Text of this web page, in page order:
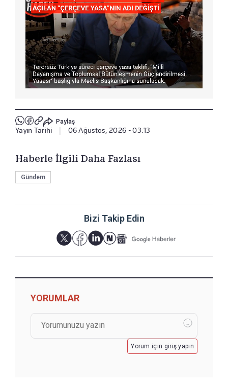
Paylaş
Yayın Tarihi 06 Ağustos, 2026 - 03:13
Haberle İlgili Daha Fazlası
Gündem
Bizi Takip Edin
YORUMLAR
Yorum için giriş yapın